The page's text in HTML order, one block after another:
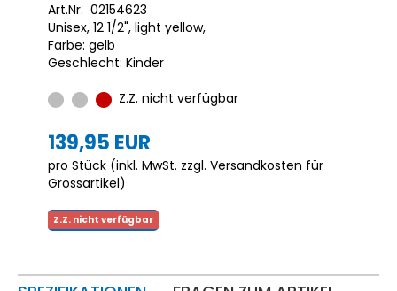
Art.Nr. 02154623
Unisex, 12 1/2", light yellow,
Farbe: gelb
Geschlecht: Kinder
Z.Z. nicht verfügbar
139,95 EUR
pro Stück (inkl. MwSt. zzgl. Versandkosten für
Grossartikel)
Z.Z. nicht verfügbar